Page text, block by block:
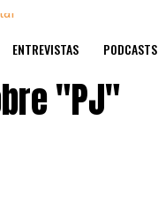
ENTREVISTAS PODCASTS
"PJ"